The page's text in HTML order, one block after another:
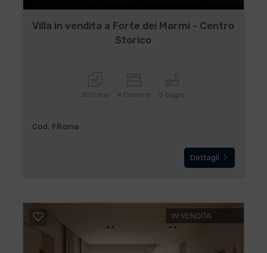
Villa in vendita a Forte dei Marmi - Centro
Storico
200 mq 4 Camere 5 Bagni
Cod. FRoma
Dettagli
IN VENDITA